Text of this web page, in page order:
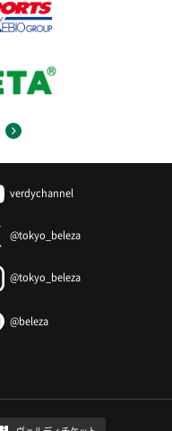
verdychannel
@tokyo_beleza
@tokyo_beleza
@beleza